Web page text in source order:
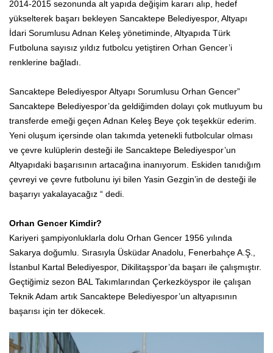
2014-2015 sezonunda alt yapıda değişim kararı alıp, hedef
yükselterek başarı bekleyen Sancaktepe Belediyespor, Altyapı
İdari Sorumlusu Adnan Keleş yönetiminde, Altyapıda Türk
Futboluna sayısız yıldız futbolcu yetiştiren Orhan Gencer’i
renklerine bağladı.
Sancaktepe Belediyespor Altyapı Sorumlusu Orhan Gencer”
Sancaktepe Belediyespor’da geldiğimden dolayı çok mutluyum bu
transferde emeği geçen Adnan Keleş Beye çok teşekkür ederim.
Yeni oluşum içersinde olan takımda yetenekli futbolcular olması
ve çevre kulüplerin desteği ile Sancaktepe Belediyespor’un
Altyapıdaki başarısının artacağına inanıyorum. Eskiden tanıdığım
çevreyi ve çevre futbolunu iyi bilen Yasin Gezgin’in de desteği ile
başarıyı yakalayacağız “ dedi.
Orhan Gencer Kimdir?
Kariyeri şampiyonluklarla dolu Orhan Gencer 1956 yılında
Sakarya doğumlu. Sırasıyla Üsküdar Anadolu, Fenerbahçe A.Ş.,
İstanbul Kartal Belediyespor, Dikilitaşspor’da başarı ile çalışmıştır.
Geçtiğimiz sezon BAL Takımlarından Çerkezköyspor ile çalışan
Teknik Adam artık Sancaktepe Belediyespor’un altyapısının
başarısı için ter dökecek.